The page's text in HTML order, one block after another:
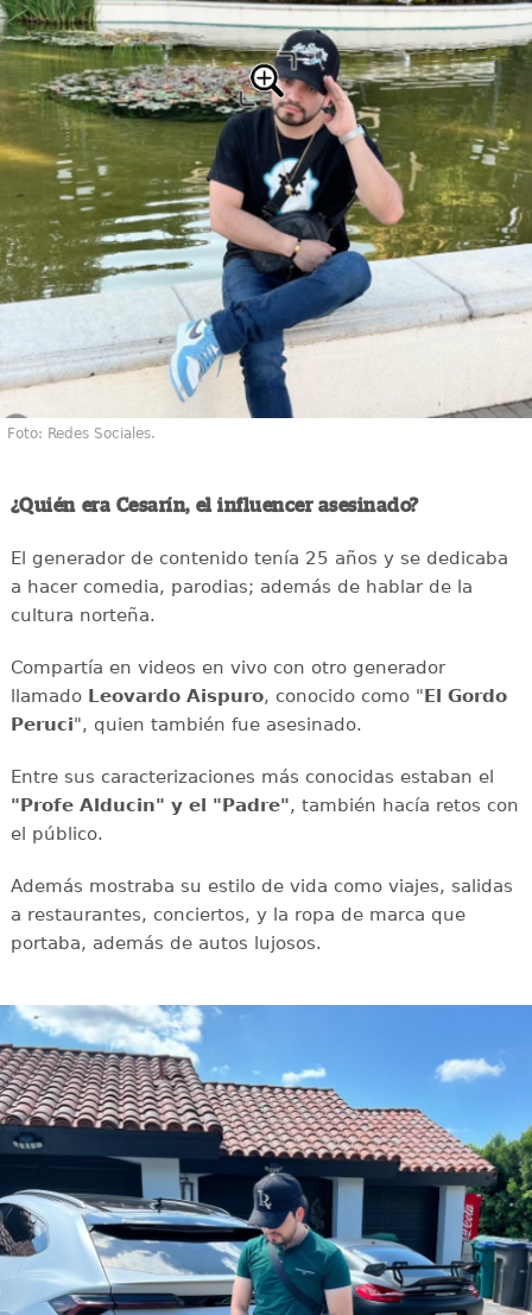
Foto: Redes Sociales.
¿Quién era Cesarín, el influencer asesinado?
El generador de contenido tenía 25 años y se dedicaba
a hacer comedia, parodias; además de hablar de la
cultura norteña.
Compartía en videos en vivo con otro generador
llamadoLeovardo Aispuro, conocido como "El Gordo
Peruci", quien también fue asesinado.
Entre sus caracterizaciones más conocidas estaban el
"Profe Alducin" y el "Padre", también hacía retos con
el público.
Además mostraba su estilo de vida como viajes, salidas
a restaurantes, conciertos, y la ropa de marca que
portaba, además de autos lujosos.